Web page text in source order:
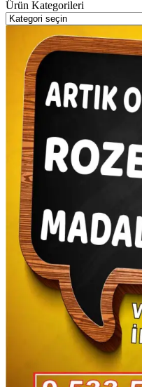
Ürün Kategorileri